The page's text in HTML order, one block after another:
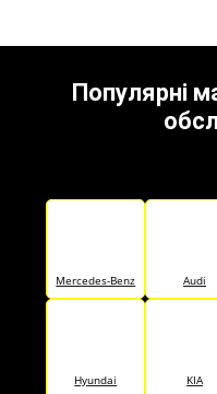
Популярні
Mercedes-Benz Audi
Hyundai KIA